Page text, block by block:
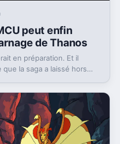
peut enfin
de Thanos
en préparation. Et il
la saga a laissé hors